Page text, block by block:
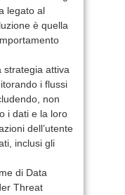
legato al
è quella
strategia attiva
i flussi
non
i dati e la loro
dell’utente
inclusi gli
di Data
Threat